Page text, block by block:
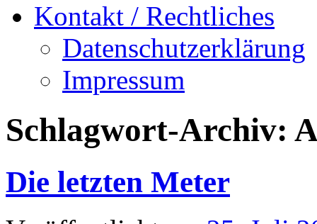
Kontakt / Rechtliches
Datenschutzerklärung
Impressum
Schlagwort-Archiv:
Die letzten Meter